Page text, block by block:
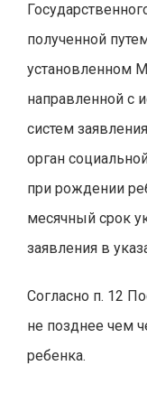
полученной
установленном
направленной с
систем
орган
при рождении
месячный срок
заявления в
Согласно п. 12
не позднее чем
ребенка.